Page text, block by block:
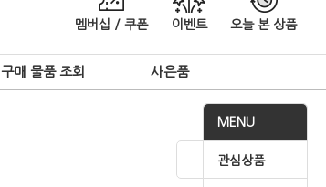
멤버십 / 쿠폰 이벤트 오늘 본 상품
구매 물품 조회 사은품
MENU
관심상품